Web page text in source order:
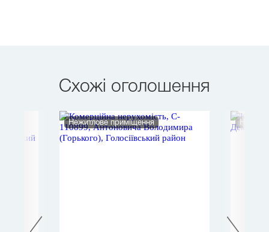
Схожі оголошення
Нежитлове приміщення